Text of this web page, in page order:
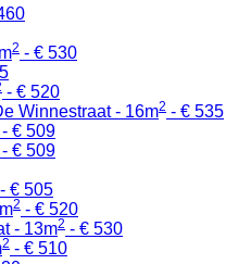
2 - € 530
- € 520
Winnestraat - 16m2 - € 535
- € 509
- € 509
- € 505
2 - € 520
- 13m2 - € 530
2 - € 510